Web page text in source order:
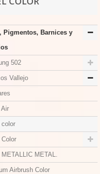
Pigmentos, Barnices y
502
Vallejo
Air
color
METAL.
Airbrush Color